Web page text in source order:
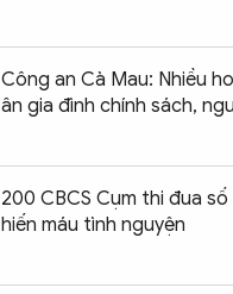
Công an Cà Mau: Nhiều
ân gia đình chính sách,
200 CBCS Cụm thi đua số
hiến máu tình nguyện